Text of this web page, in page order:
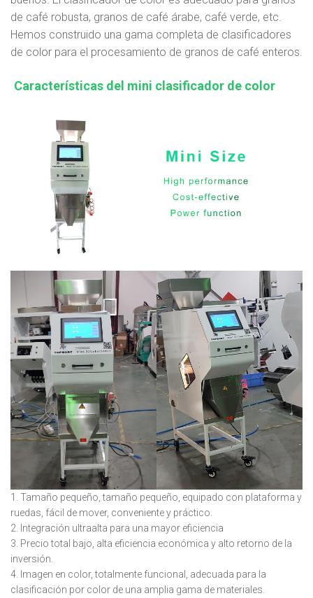
de café robusta, granos de café árabe, café verde, etc.
Hemos construido una gama completa de clasificadores
de color para el procesamiento de granos de café enteros.
Características del mini clasificador de color
1. Tamaño pequeño, tamaño pequeño, equipado con plataforma y
ruedas, fácil de mover, conveniente y práctico.
2. Integración ultraalta para una mayor eficiencia
3. Precio total bajo, alta eficiencia económica y alto retorno de la
inversión.
4. Imagen en color, totalmente funcional, adecuada para la
clasificación por color de una amplia gama de materiales.